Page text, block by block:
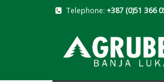
Telephone: +387 (0)51 366